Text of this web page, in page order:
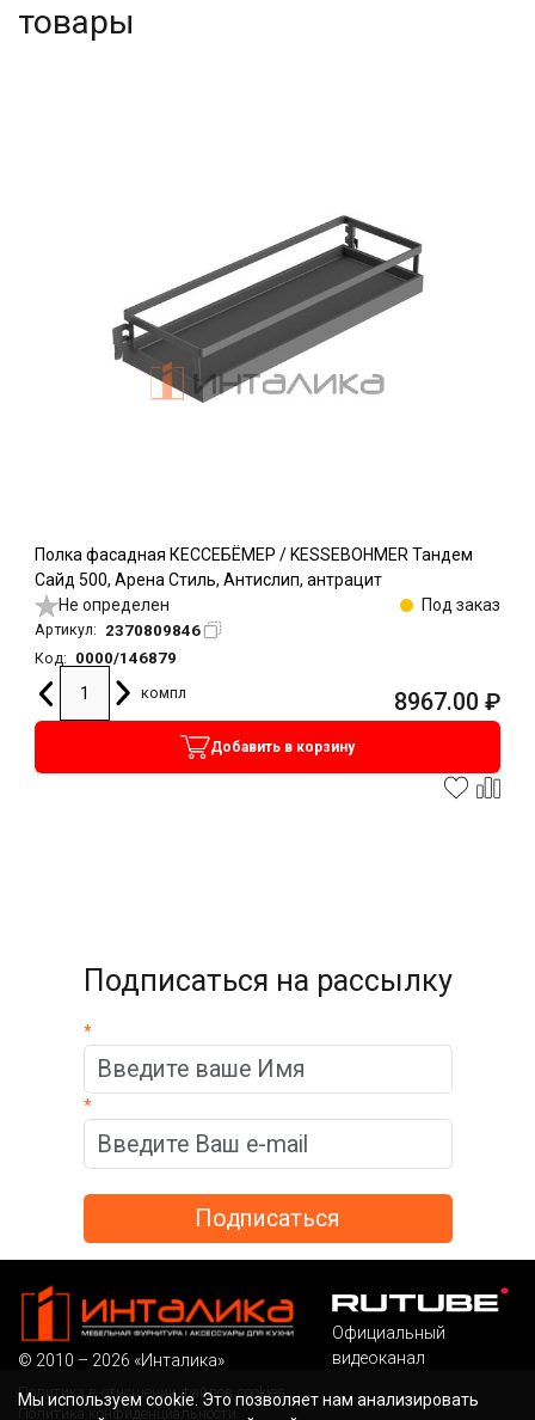
товары
Полка фасадная КЕССЕБЁМЕР / KESSEBOHMER Тандем
Сайд 500, Арена Стиль, Антислип, антрацит
Не определен
Под заказ
Артикул: 2370809846
Код:
0000/146879
компл
8967.00 ₽
Добавить в корзину
Подписаться на рассылку
*
*
Мы используем cookie. Это позволяет нам анализировать
© 2010 – 2026 «Инталика»
Политика в отношении файлов cookies
Политика конфиденциальности
Официальный
видеоканал